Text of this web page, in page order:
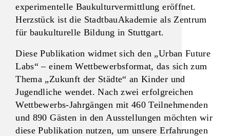
experimentelle Baukulturvermittlung eröffnet.
Herzstück ist die StadtbauAkademie als Zentrum
für baukulturelle Bildung in Stuttgart.
Diese Publikation widmet sich den „Urban Future
Labs“ – einem Wettbewerbsformat, das sich zum
Thema „Zukunft der Städte“ an Kinder und
Jugendliche wendet. Nach zwei erfolgreichen
Wettbewerbs-Jahrgängen mit 460 Teilnehmenden
und 890 Gästen in den Ausstellungen möchten wir
diese Publikation nutzen, um unsere Erfahrungen